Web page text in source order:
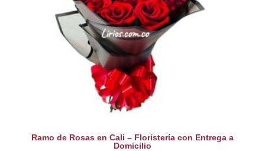
Ramo de Rosas en Cali – Floristería con Entrega a
Domicilio